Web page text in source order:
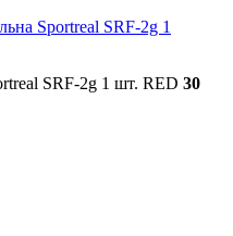
SRF-2g 1 шт. RED 30